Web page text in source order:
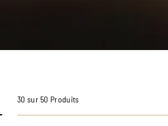
30 sur 50 Produits